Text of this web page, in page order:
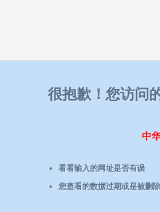
很抱歉！您访问
中
看看输入的网址是否有误
您查看的数据过期或是被删除